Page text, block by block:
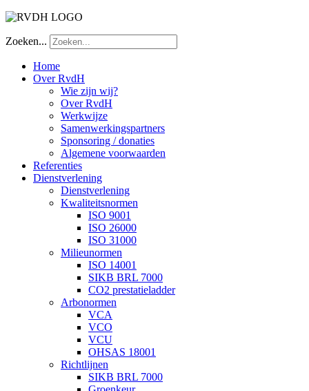
Zoeken...
Home
Over RvdH
Wie zijn wij?
Over RvdH
Werkwijze
Samenwerkingspartners
Sponsoring / donaties
Algemene voorwaarden
Referenties
Dienstverlening
Dienstverlening
Kwaliteitsnormen
ISO 9001
ISO 26000
ISO 31000
Milieunormen
ISO 14001
SIKB BRL 7000
CO2 prestatieladder
Arbonormen
VCA
VCO
VCU
OHSAS 18001
Richtlijnen
SIKB BRL 7000